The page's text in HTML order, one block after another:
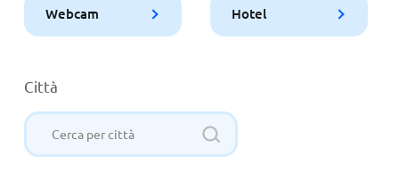
Webcam Hotel
Città